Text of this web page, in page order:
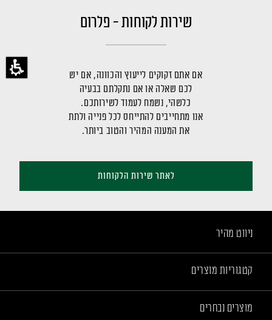
שירות לקוחות - פלרום
אם אתם זקוקים לייעוץ והכוונה, אם יש
לכם שאלה או אם נתקלתם בבעיה
כלשהי, נשמח לעמוד לשירותכם.
אנו מתחייבים להתייחס לכל פנייה ולתת
את המענה המהיר והטוב ביותר.
לאתר שירות הלקוחות
ניווט מהיר
קטגוריות מוצרים
מוצרים נבחרים